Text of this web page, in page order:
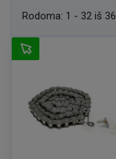
Rodoma: 1 - 32 iš 36